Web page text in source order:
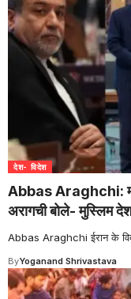
देश- विदेश
Abbas Araghchi:
अरागची बोले- मुस्लिम
Abbas Araghchi ईरान के
ByYoganand Shrivastava